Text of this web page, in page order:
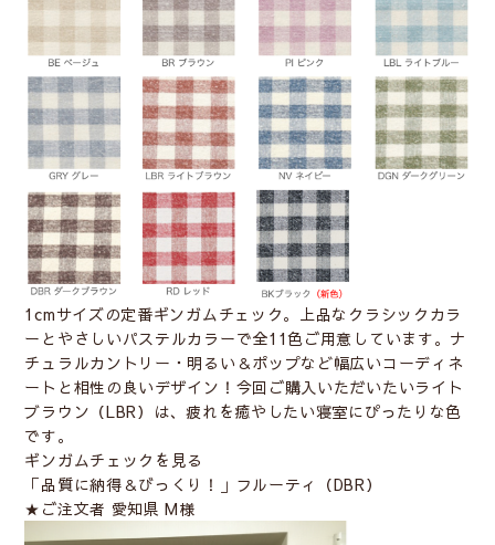
1cmサイズの定番ギンガムチェック。上品なクラシックカラ
ーとやさしいパステルカラーで全11色ご用意しています。ナ
チュラルカントリー・明るい＆ポップなど幅広いコーディネ
ートと相性の良いデザイン！今回ご購入いただいたいライト
ブラウン（LBR）は、疲れを癒やしたい寝室にぴったりな色
です。
ギンガムチェックを見る
「品質に納得＆びっくり！」フルーティ（DBR）
★ご注文者 愛知県 M様